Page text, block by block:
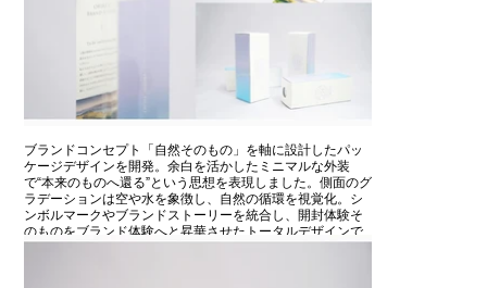
ブランドコンセプト「自然そのもの」を軸に設計したパッ
ケージデザインを開発。余白を活かしたミニマルな外装
で“本来のものへ還る”という思想を表現しました。側面のグ
ラデーションは空や水を象徴し、自然の循環を視覚化。シ
ンボルマークやブランドストーリーを統合し、開封体験そ
のものをブランド体験へと昇華させたトータルデザインで